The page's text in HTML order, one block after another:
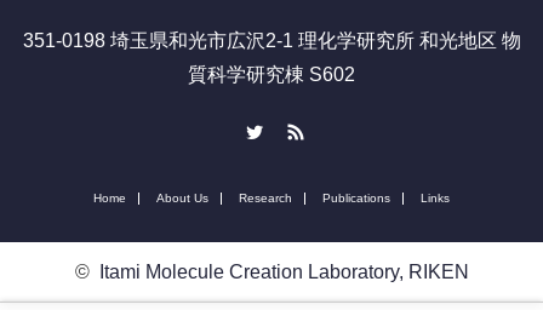
351-0198 埼玉県和光市広沢2-1 理化学研究所 和光地区 物
質科学研究棟 S602
Home About Us Research Publications Links
© Itami Molecule Creation Laboratory, RIKEN